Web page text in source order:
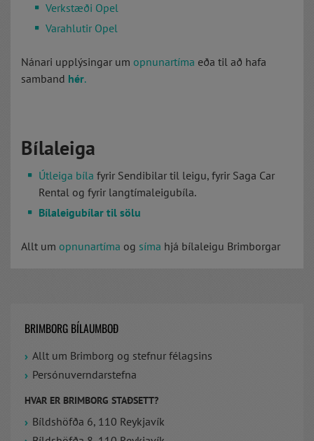
Verkstæði Opel
Varahlutir Opel
Nánari upplýsingar um opnunartíma eða til að hafa
samband hér.
Bílaleiga
Útleiga bíla fyrir Sendibilar til leigu, fyrir Saga Car
Rental og fyrir langtímaleigubíla.
Bílaleigubílar til sölu
Allt um opnunartíma og síma hjá bílaleigu Brimborgar
BRIMBORG BÍLAUMBOÐ
Allt um Brimborg og stefnur félagsins
Persónuverndarstefna
HVAR ER BRIMBORG STAÐSETT?
Bíldshöfða 6, 110 Reykjavík